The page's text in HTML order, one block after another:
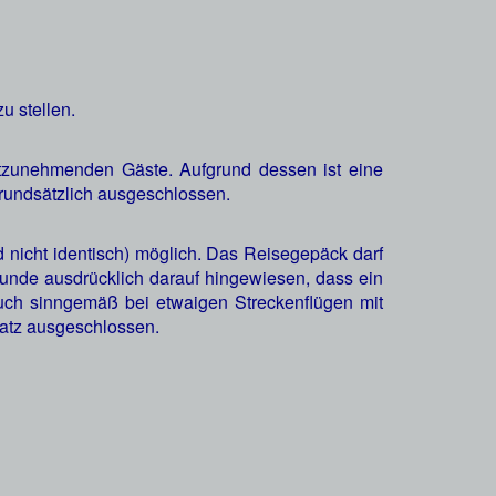
stellen.
Gäste. Aufgrund dessen ist eine
ausgeschlossen.
identisch) möglich. Das Reisegepäck darf
ausdrücklich darauf hingewiesen, dass ein
sinngemäß bei etwaigen Streckenflügen mit
ausgeschlossen.